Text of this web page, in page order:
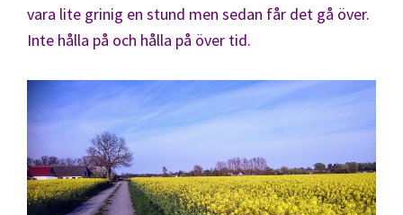
vara lite grinig en stund men sedan får det gå över.
Inte hålla på och hålla på över tid.